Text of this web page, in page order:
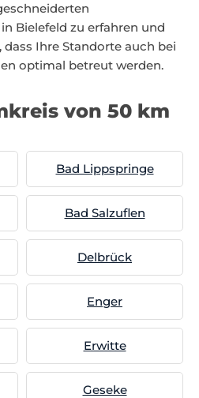
Bielefeld zu erfahren und
dass Ihre Standorte auch bei
optimal betreut werden.
von 50 km
Bad Lippspringe
Bad Salzuflen
Delbrück
Enger
Erwitte
Geseke